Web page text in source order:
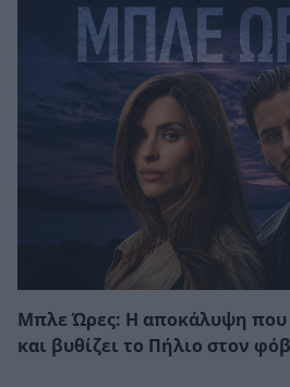
Μπλε Ώρες: Η αποκάλυψη που
και βυθίζει το Πήλιο στον